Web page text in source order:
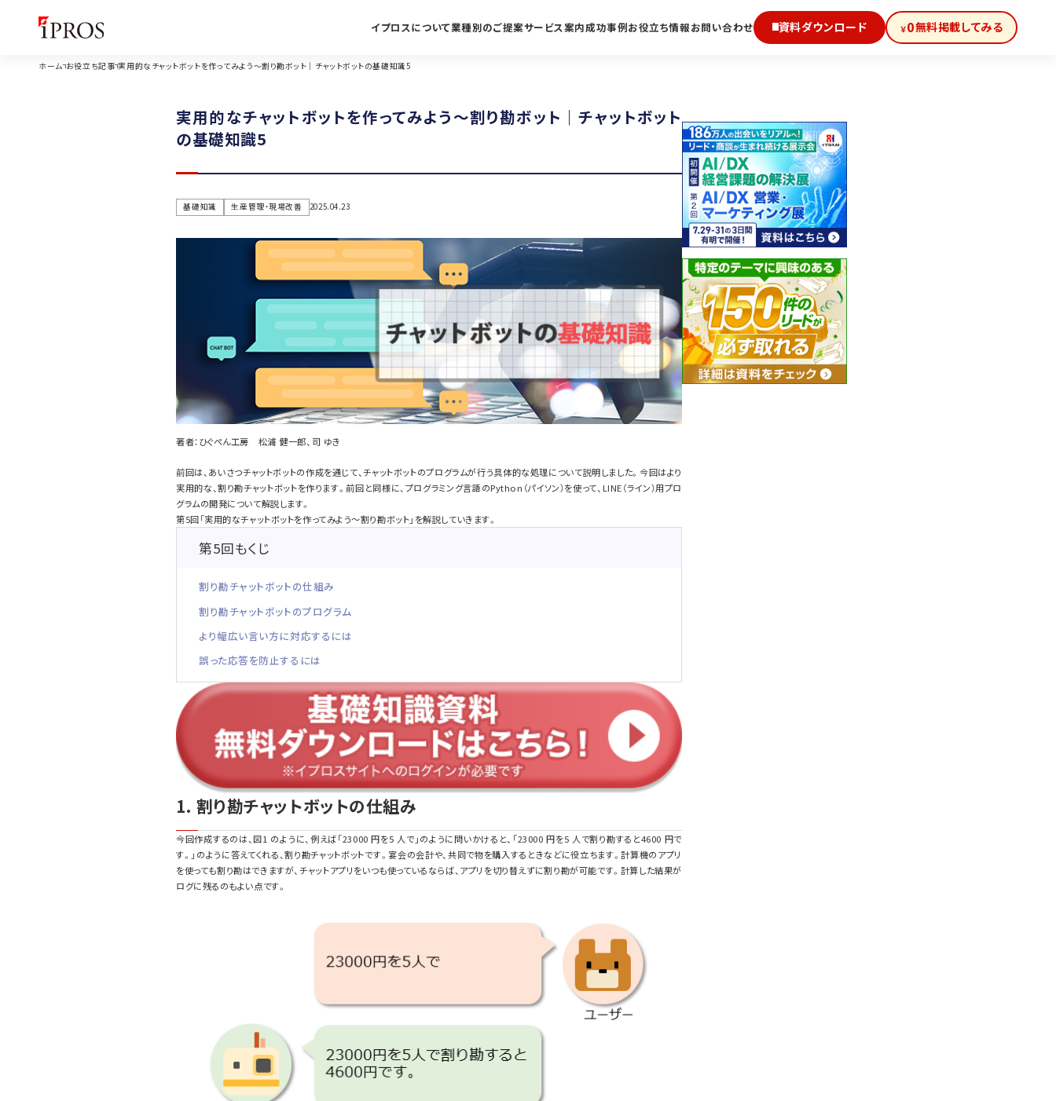
イプロスについて業種別のご提案サービス案内成功事例お役立ち情報お問い合わせ 資料ダウンロード ￥0無料掲載してみる
ホーム お役立ち記事 実用的なチャットボットを作ってみよう～割り勘ボット｜チャットボットの基礎知識5
実用的なチャットボットを作ってみよう～割り勘ボット｜チャットボット
の基礎知識5
基礎知識 生産管理・現場改善 2025.04.23
著者：ひぐぺん工房 松浦 健一郎、司 ゆき
前回は、あいさつチャットボットの作成を通じて、チャットボットのプログラムが行う具体的な処理について説明しました。今回はより
実用的な、割り勘チャットボットを作ります。前回と同様に、プログラミング言語のPython（パイソン）を使って、LINE（ライン）用プロ
グラムの開発について解説します。
第5回「実用的なチャットボットを作ってみよう～割り勘ボット」を解説していきます。
第5回もくじ
割り勘チャットボットの仕組み
割り勘チャットボットのプログラム
より幅広い言い方に対応するには
誤った応答を防止するには
1. 割り勘チャットボットの仕組み
今回作成するのは、図1 のように、例えば「23000 円を5 人で」のように問いかけると、「23000 円を5 人で割り勘すると4600 円で
す。」のように答えてくれる、割り勘チャットボットです。宴会の会計や、共同で物を購入するときなどに役立ちます。計算機のアプリ
を使っても割り勘はできますが、チャットアプリをいつも使っているならば、アプリを切り替えずに割り勘が可能です。計算した結果が
ログに残るのもよい点です。